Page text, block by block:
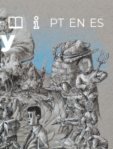
PT EN ES